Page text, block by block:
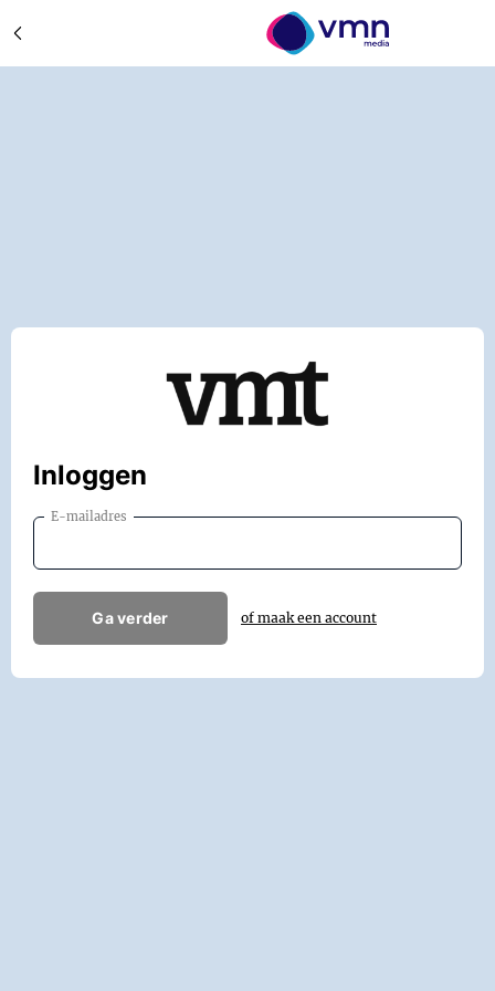
Inloggen
E-mailadres
Ga verder of maak een account